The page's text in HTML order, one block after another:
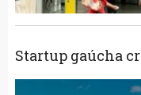
Startup gaúcha